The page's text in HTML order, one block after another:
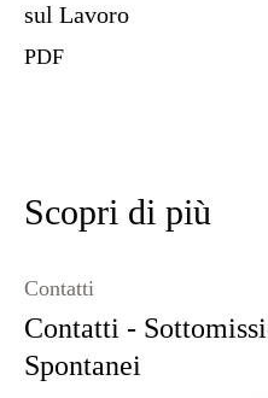
sul Lavoro
PDF
Scopri di più
Contatti -
Spontanei
Contatti